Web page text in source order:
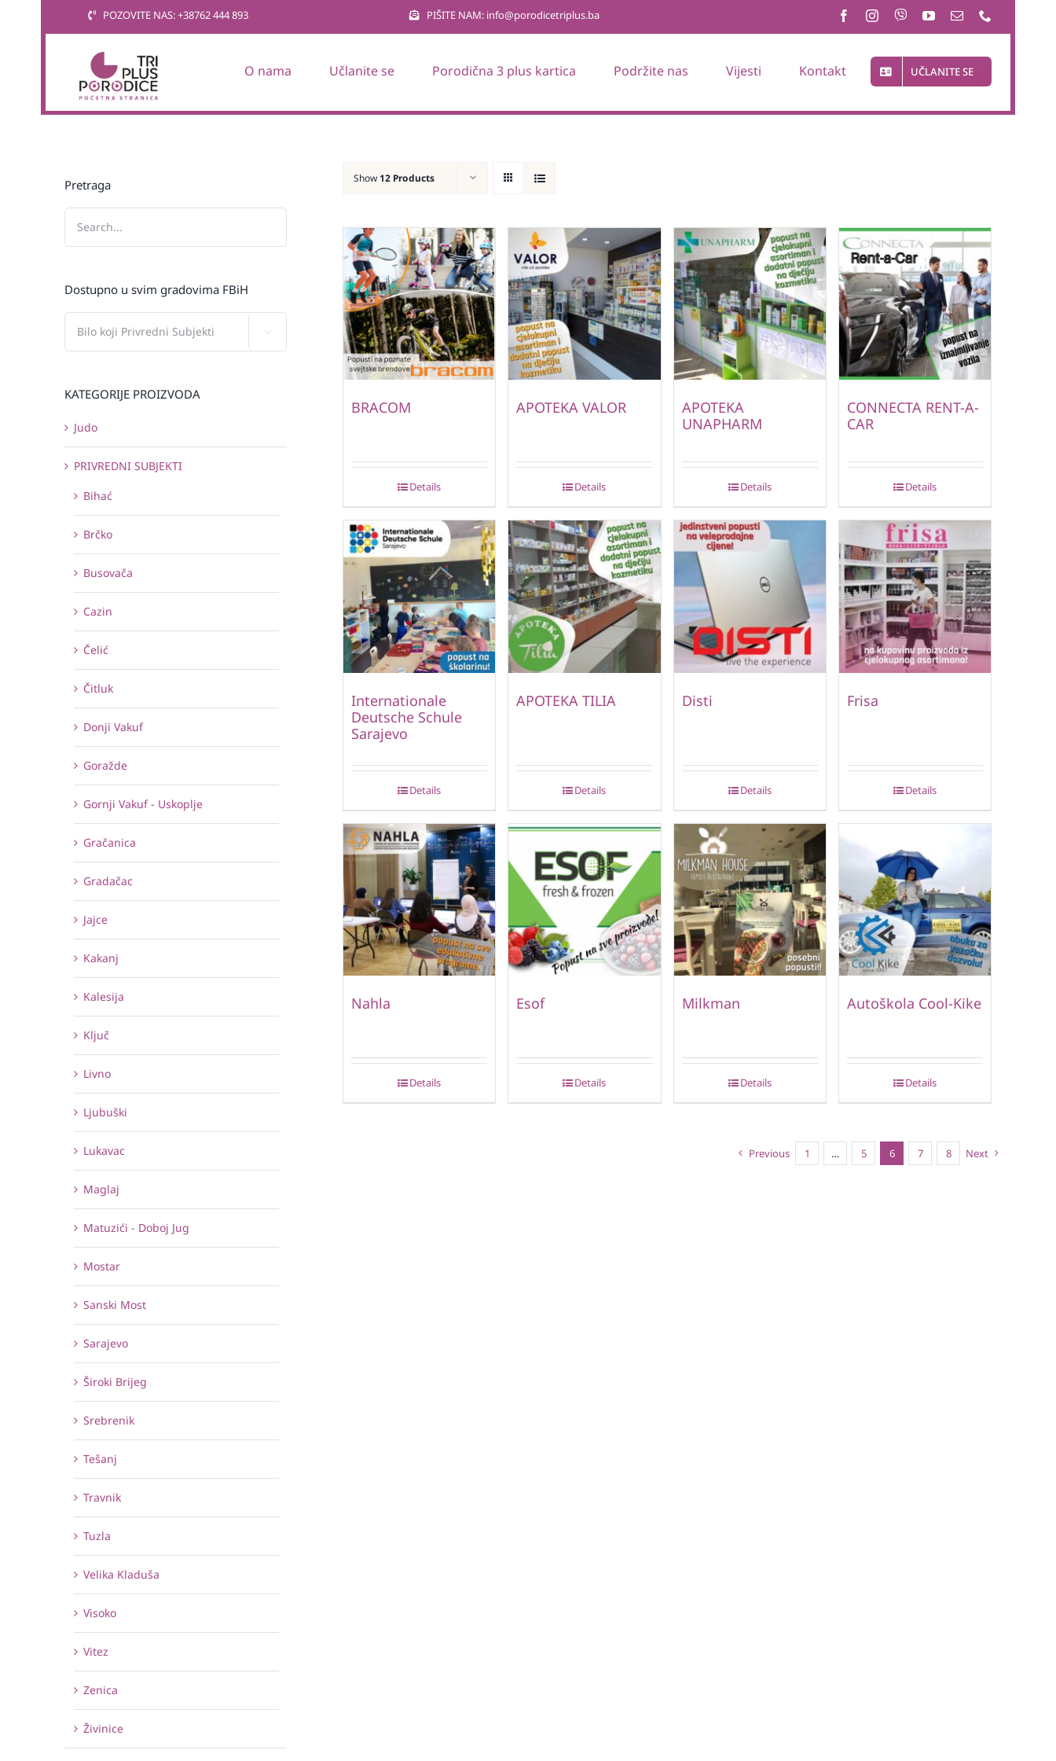
POZOVITE NAS: +38762 444 893 PIŠITE NAM: info@porodicetriplus.ba
O nama Učlanite se Porodična 3 plus kartica Podržite nas Vijesti Kontakt UČLANITE SE
Show 12 Products
BRACOM
Details
APOTEKA VALOR
Details
APOTEKA
UNAPHARM
Details
CONNECTA RENT-A-
CAR
Details
Internationale
Deutsche Schule
Sarajevo
Details
APOTEKA TILIA
Details
Disti
Details
Frisa
Details
Nahla
Details
Esof
Details
Milkman
Details
Autoškola Cool-Kike
Details
Previous 1 … 5 6 7 8 Next
Pretraga
Dostupno u svim gradovima FBiH
KATEGORIJE PROIZVODA
Judo
PRIVREDNI SUBJEKTI
Bihać
Brčko
Busovača
Cazin
Čelić
Čitluk
Donji Vakuf
Goražde
Gornji Vakuf - Uskoplje
Gračanica
Gradačac
Jajce
Kakanj
Kalesija
Ključ
Livno
Ljubuški
Lukavac
Maglaj
Matuzići - Doboj Jug
Mostar
Sanski Most
Sarajevo
Široki Brijeg
Srebrenik
Tešanj
Travnik
Tuzla
Velika Kladuša
Visoko
Vitez
Zenica
Živinice